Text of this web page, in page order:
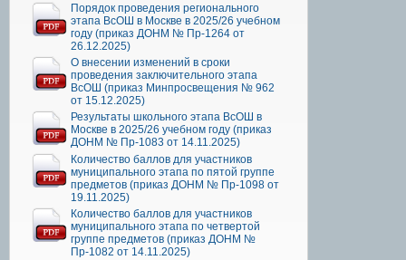
Порядок проведения регионального
этапа ВсОШ в Москве в 2025/26 учебном
году (приказ ДОНМ № Пр-1264 от
26.12.2025)
О внесении изменений в сроки
проведения заключительного этапа
ВсОШ (приказ Минпросвещения № 962
от 15.12.2025)
Результаты школьного этапа ВсОШ в
Москве в 2025/26 учебном году (приказ
ДОНМ № Пр-1083 от 14.11.2025)
Количество баллов для участников
муниципального этапа по пятой группе
предметов (приказ ДОНМ № Пр-1098 от
19.11.2025)
Количество баллов для участников
муниципального этапа по четвертой
группе предметов (приказ ДОНМ №
Пр-1082 от 14.11.2025)